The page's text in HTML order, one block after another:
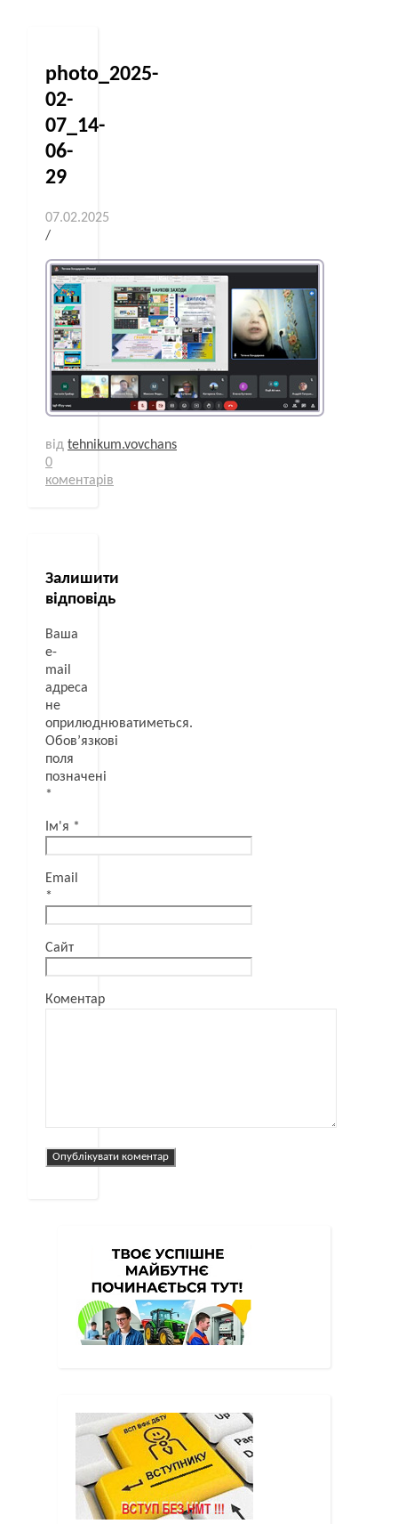
photo_2025-
02-
07_14-
06-
29
07.02.2025
/
від tehnikum.vovchans
0
коментарів
Залишити
відповідь
Ваша
e-
mail
адреса
не
оприлюднюватиметься.
Обов’язкові
поля
позначені
*
Ім'я *
Email
*
Сайт
Коментар